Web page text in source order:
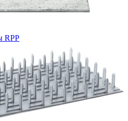
RPP